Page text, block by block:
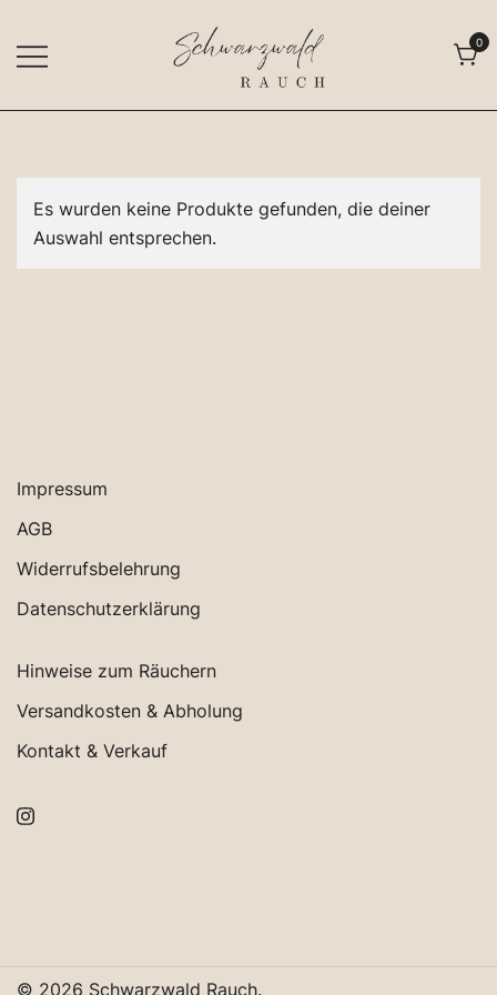
Inhalt
springen
Schwarzwald Rauch
Freiburger Räuchermanufaktur
0
Es wurden keine Produkte gefunden, die deiner
Auswahl entsprechen.
Impressum
AGB
Widerrufsbelehrung
Datenschutzerklärung
Hinweise zum Räuchern
Versandkosten & Abholung
Kontakt & Verkauf
© 2026 Schwarzwald Rauch.